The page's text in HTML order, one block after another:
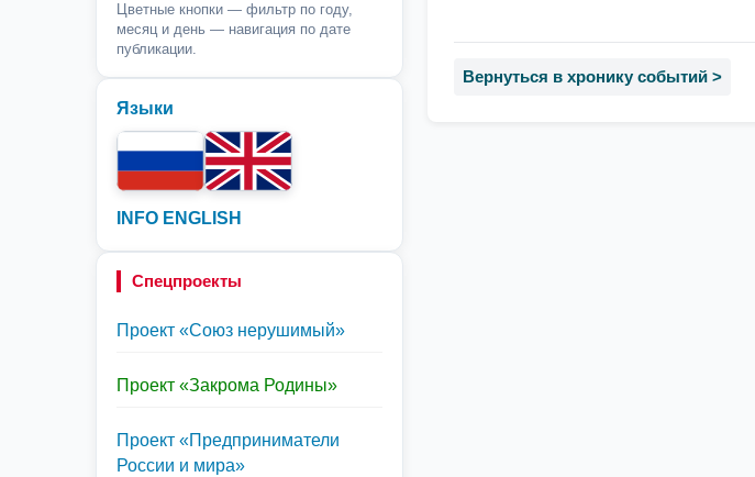
Цветные кнопки — фильтр по году,
месяц и день — навигация по дате
публикации.
Языки
INFO ENGLISH
Спецпроекты
Проект «Союз нерушимый»
Проект «Закрома Родины»
Проект «Предприниматели
России и мира»
Вернуться в хронику событий >